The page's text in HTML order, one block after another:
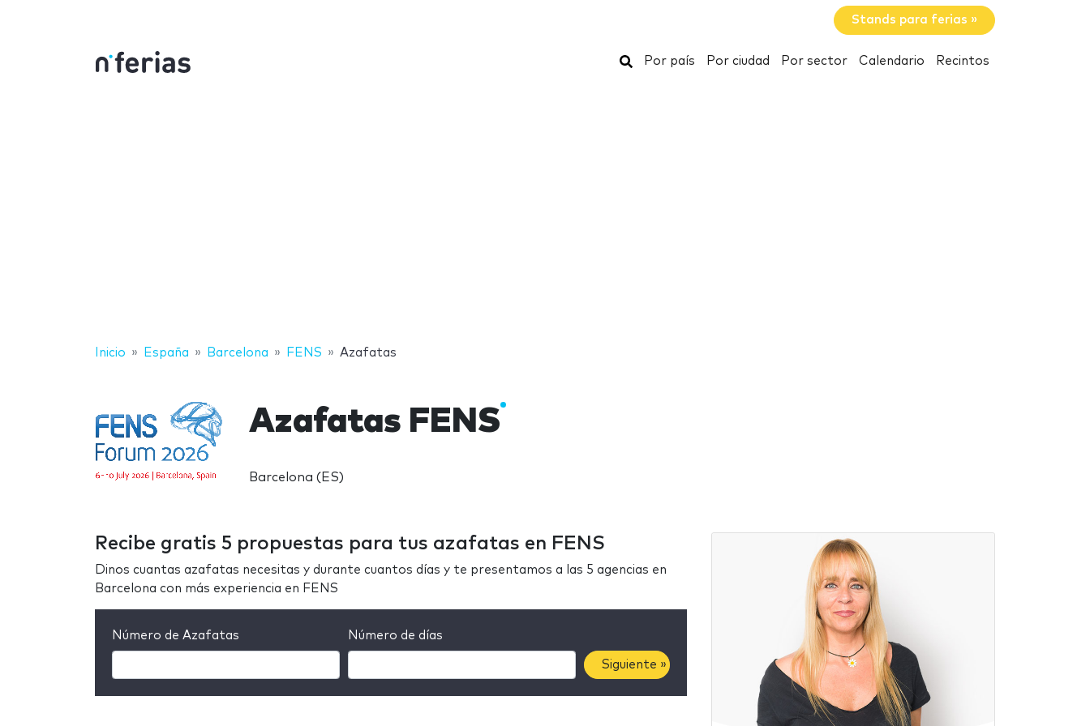
Stands para ferias »
Buscar
Por país Por ciudad Por sector Calendario Recintos
Inicio España Barcelona FENS Azafatas
Azafatas FENS
Barcelona (ES)
Recibe gratis 5 propuestas para tus azafatas en FENS
Dinos cuantas azafatas necesitas y durante cuantos días y te presentamos a las 5 agencias en
Barcelona con más experiencia en FENS
Número de Azafatas Número de días
Siguiente »